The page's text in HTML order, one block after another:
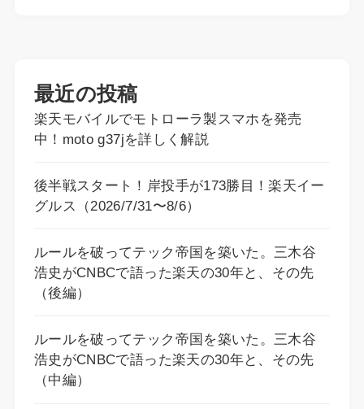
最近の投稿
楽天モバイルでモトローラ製スマホを発売
中！moto g37jを詳しく解説
後半戦スタート！岸投手が173勝目！楽天イー
グルス（2026/7/31〜8/6）
ルールを破ってテック帝国を築いた。三木谷
浩史がCNBCで語った楽天の30年と、その先
（後編）
ルールを破ってテック帝国を築いた。三木谷
浩史がCNBCで語った楽天の30年と、その先
（中編）